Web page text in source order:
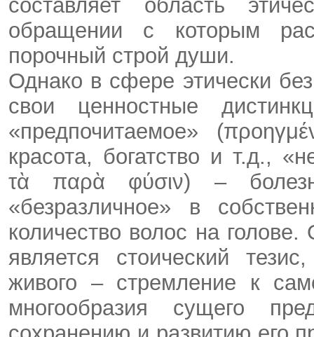
составляет область
обращении с которым
порочный строй души.
Однако в сфере этически
свои ценностные
«предпочитаемое»
красота, богатство и т.д.,
τὰ παρὰ φύσιν) –
«безразличное» в
количество волос на
является стоический
живого – стремление к
многообразия сущего